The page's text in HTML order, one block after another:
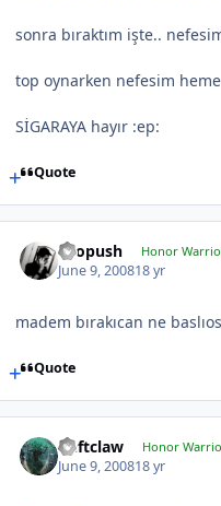
sonra bıraktım işte..
top oynarken nefesim
SİGARAYA hayır :ep:
Quote
chopush Honor
June 9, 200818 yr
madem bırakıcan ne
Quote
Deftclaw Honor
June 9, 200818 yr